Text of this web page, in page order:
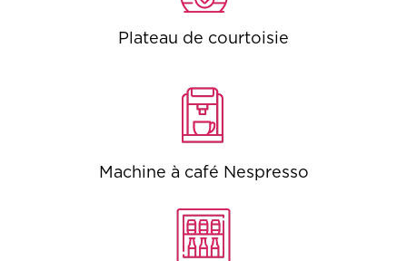
Plateau de courtoisie
Machine à café Nespresso